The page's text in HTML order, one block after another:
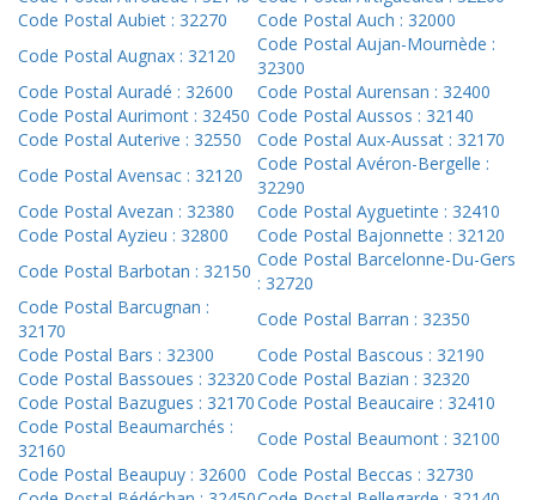
Code Postal Aubiet : 32270
Code Postal Auch : 32000
Code Postal Augnax : 32120
Code Postal Aujan-Mournède :
32300
Code Postal Auradé : 32600
Code Postal Aurensan : 32400
Code Postal Aurimont : 32450 Code Postal Aussos : 32140
Code Postal Auterive : 32550
Code Postal Aux-Aussat : 32170
Code Postal Avensac : 32120
Code Postal Avéron-Bergelle :
32290
Code Postal Avezan : 32380
Code Postal Ayguetinte : 32410
Code Postal Ayzieu : 32800
Code Postal Bajonnette : 32120
Code Postal Barbotan : 32150
Code Postal Barcelonne-Du-Gers
: 32720
Code Postal Barcugnan :
32170
Code Postal Barran : 32350
Code Postal Bars : 32300
Code Postal Bascous : 32190
Code Postal Bassoues : 32320Code Postal Bazian : 32320
Code Postal Bazugues : 32170Code Postal Beaucaire : 32410
Code Postal Beaumarchés :
32160
Code Postal Beaumont : 32100
Code Postal Beaupuy : 32600 Code Postal Beccas : 32730